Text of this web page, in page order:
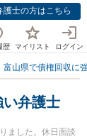
護士の方はこちら
歴 マイリスト ログイン
富山県で債権回収に
弁護士
ました。休日面談